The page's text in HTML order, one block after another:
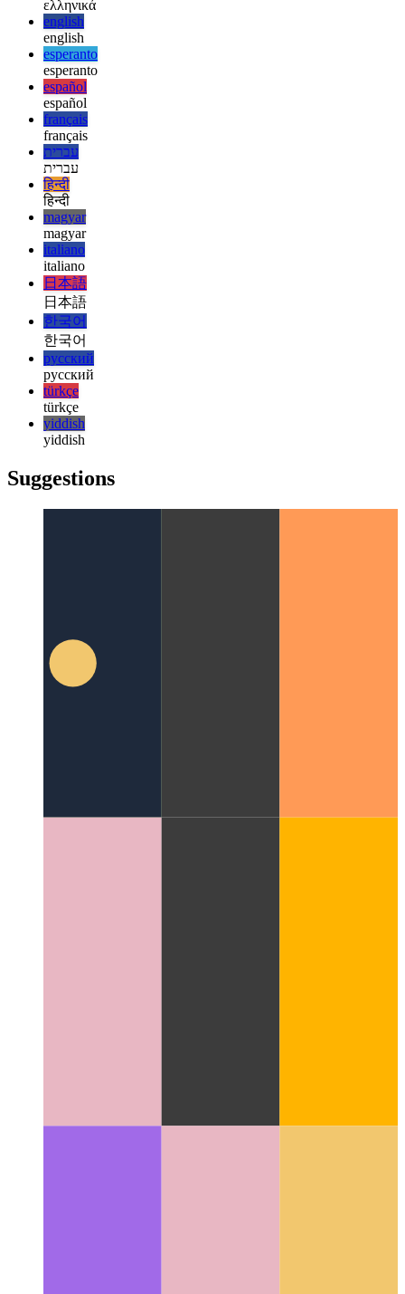
deutsch
ελληνικά
ελληνικά
english
english
esperanto
esperanto
español
español
français
français
עברית
עברית
हिन्दी
हिन्दी
magyar
magyar
italiano
italiano
日本語
日本語
한국어
한국어
русский
русский
türkçe
türkçe
yiddish
yiddish